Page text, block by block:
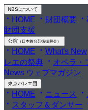
NBSについて
HOME 財団概要
財団支援
公演 （日本舞台芸術振興会）
HOME What's New
レエの祭典
オペラ・
News ウェブマガジン
東京バレエ団
HOME ニュース
スタッフ＆ダンサー